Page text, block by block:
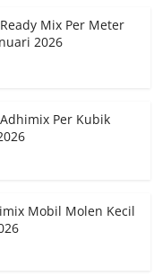
Mix Per Meter
2026
Per Kubik
Mobil Molen Kecil